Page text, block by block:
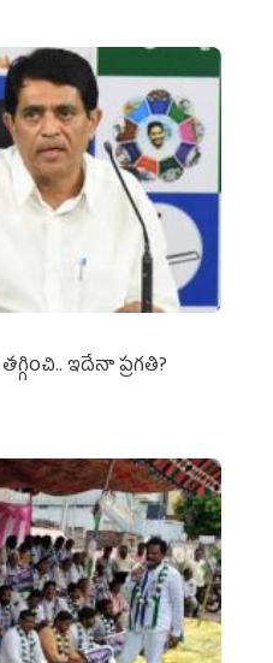
ఇదేనా ప్రగతి?